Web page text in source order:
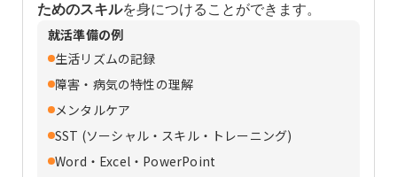
ためのスキルを身につけることができます。
就活準備の例
生活リズムの記録
障害・病気の特性の理解
メンタルケア
SST (ソーシャル・スキル・トレーニング)
Word・Excel・PowerPoint